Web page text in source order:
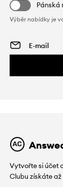
Pánská
Výběr nabídky je
Vytvořte si účet
Clubu získáte až